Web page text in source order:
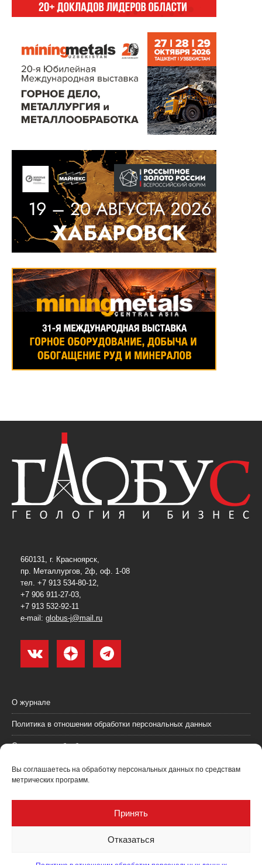
Вы соглашаетесь на обработку персональных данных по средствам
метрических программ.
Принять
Отказаться
660131, г. Красноярск,
пр. Металлургов, 2ф, оф. 1-08
тел. +7 913 534-80-12,
+7 906 911-27-03,
+7 913 532-92-11
e-mail: globus-j@mail.ru
О журнале
Политика в отношении обработки персональных данных
Согласие на обработку персональных данных
Пользовательское соглашение (оферта)